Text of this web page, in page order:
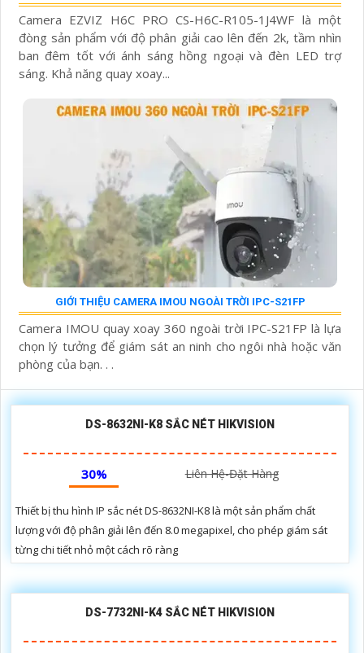
Camera EZVIZ H6C PRO CS-H6C-R105-1J4WF là một
đòng sản phẩm với độ phân giải cao lên đến 2k, tầm nhìn
ban đêm tốt với ánh sáng hồng ngoại và đèn LED trợ
sáng. Khả năng quay xoay...
GIỚI THIỆU CAMERA IMOU NGOÀI TRỜI IPC-S21FP
Camera IMOU quay xoay 360 ngoài trời IPC-S21FP là lựa
chọn lý tưởng để giám sát an ninh cho ngôi nhà hoặc văn
phòng của bạn. . .
DS-8632NI-K8 SẮC NÉT HIKVISION
30% Liên Hệ-Đặt Hàng
Thiết bị thu hình IP sắc nét DS-8632NI-K8 là một sản phẩm chất
lượng với độ phân giải lên đến 8.0 megapixel, cho phép giám sát
từng chi tiết nhỏ một cách rõ ràng
DS-7732NI-K4 SẮC NÉT HIKVISION